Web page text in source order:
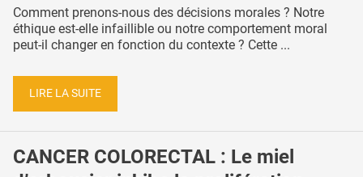
Comment prenons-nous des décisions morales ? Notre
éthique est-elle infaillible ou notre comportement moral
peut-il changer en fonction du contexte ? Cette ...
LIRE LA SUITE
CANCER COLORECTAL : Le miel